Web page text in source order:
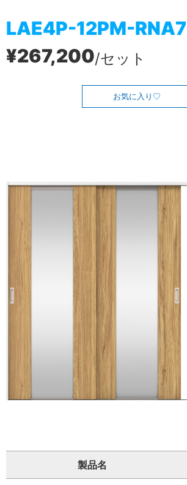
LAE4P-12PM-RNA7
¥267,200/セット
お気に入り
製品名